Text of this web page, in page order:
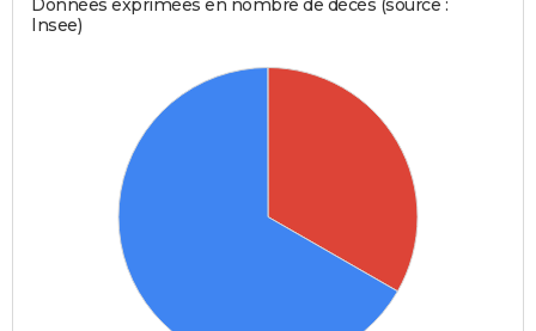
Données exprimées en nombre de décès (source :
Insee)